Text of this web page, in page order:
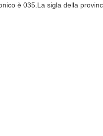
è 035.La sigla della